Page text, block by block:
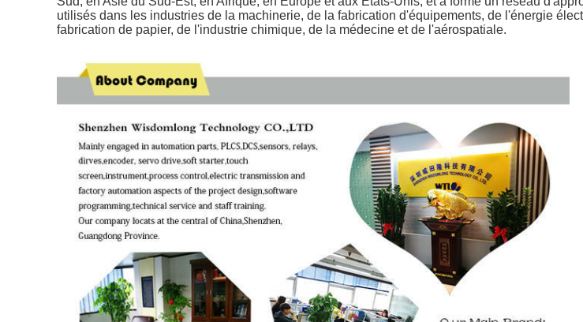
utilisés dans les industries de la machinerie, de la fabrication d'équipements, de l'énergie
fabrication de papier, de l'industrie chimique, de la médecine et de l'aérospatiale.